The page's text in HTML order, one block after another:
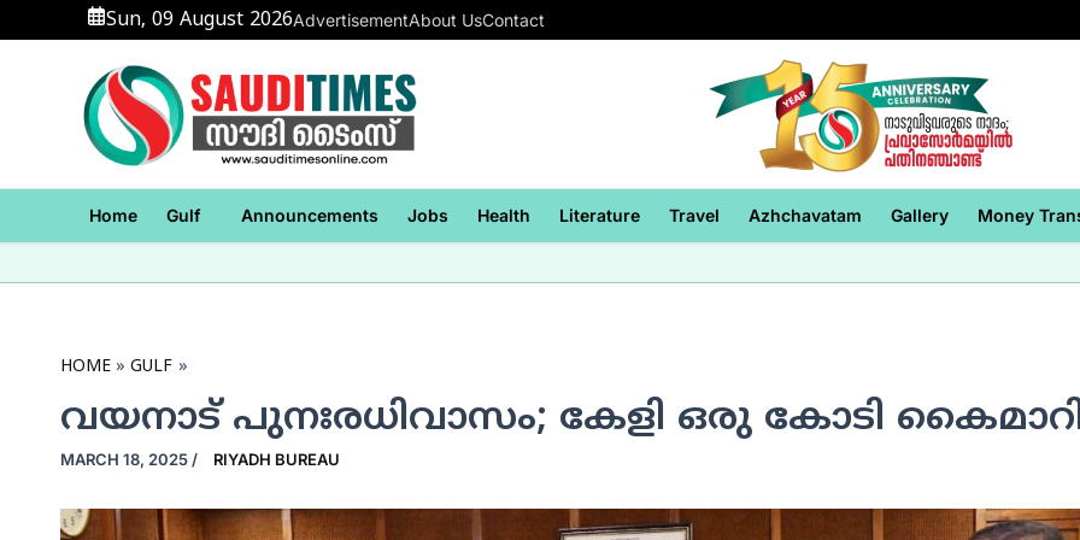
to
Sun, 09 August 2026AdvertisementAbout UsContact
Home Gulf Announcements Jobs Health Literature Travel Azhchavatam Gallery Money
HOME GULF
വയനാട് പുനഃരധിവാസം; കേളി ഒരു കോടി
MARCH 18, 2025 / RIYADH BUREAU